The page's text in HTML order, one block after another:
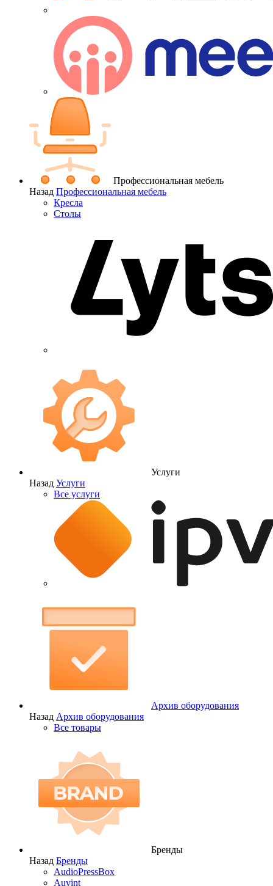
Профессиональная мебель
Назад Профессиональная мебель
Кресла
Столы
Услуги
Назад Услуги
Все услуги
Архив оборудования
Назад Архив оборудования
Все товары
Бренды
Назад Бренды
AudioPressBox
Auvint